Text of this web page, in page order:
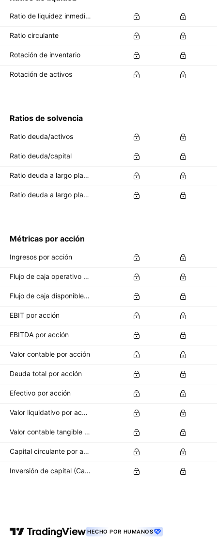
Ratio de liquidez inmediata (Quick ratio)
Ratio circulante
Rotación de inventario
Rotación de activos
Ratios de solvencia
Ratio deuda/activos
Ratio deuda/capital
Ratio deuda a largo plazo/activos totales
Ratio deuda a largo plazo/capital total
Métricas por acción
Ingresos por acción
Flujo de caja operativo por acción
Flujo de caja disponible por acción
EBIT por acción
EBITDA por acción
Valor contable por acción
Deuda total por acción
Efectivo por acción
Valor liquidativo por acción
Valor contable tangible por acción
Capital circulante por acción
Inversión de capital (CapEx) por acción
HECHO POR HUMANOS